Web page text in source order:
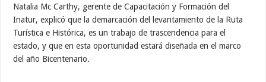
Natalia Mc Carthy, gerente de Capacitación y Formación del
Inatur, explicó que la demarcación del levantamiento de la Ruta
Turística e Histórica, es un trabajo de trascendencia para el
estado, y que en esta oportunidad estará diseñada en el marco
del año Bicentenario.